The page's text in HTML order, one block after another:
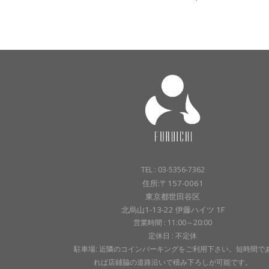
TEL : 03-5356-7362
住所:〒157-0061
東京都世田谷区
北烏山1-13-22 伊藤ハイツ 1F
営業時間 : 11:00～20:00
定休日 : 不定休
駐車場: 近隣のコインパーキングをご利用下さい。短時間で
れば店鋪脇の道路沿いで積み下ろしが可能です。